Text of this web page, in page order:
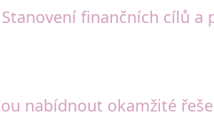
finančních cílů
nabídnout okamžité